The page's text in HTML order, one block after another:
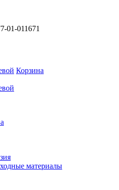
01-011671
Корзина
материалы